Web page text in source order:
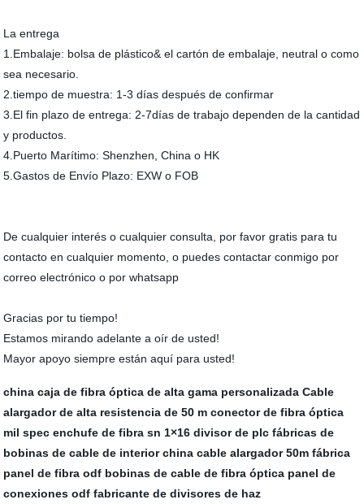
La entrega
1.Embalaje: bolsa de plástico& el cartón de embalaje, neutral o como
sea necesario.
2.tiempo de muestra: 1-3 días después de confirmar
3.El fin plazo de entrega: 2-7días de trabajo dependen de la cantidad
y productos.
4.Puerto Marítimo: Shenzhen, China o HK
5.Gastos de Envío Plazo: EXW o FOB
De cualquier interés o cualquier consulta, por favor gratis para tu
contacto en cualquier momento, o puedes contactar conmigo por
correo electrónico o por whatsapp
Gracias por tu tiempo!
Estamos mirando adelante a oír de usted!
Mayor apoyo siempre están aquí para usted!
china caja de fibra óptica de alta gama personalizada Cable
alargador de alta resistencia de 50 m conector de fibra óptica
mil spec enchufe de fibra sn 1×16 divisor de plc fábricas de
bobinas de cable de interior china cable alargador 50m fábrica
panel de fibra odf bobinas de cable de fibra óptica panel de
conexiones odf fabricante de divisores de haz